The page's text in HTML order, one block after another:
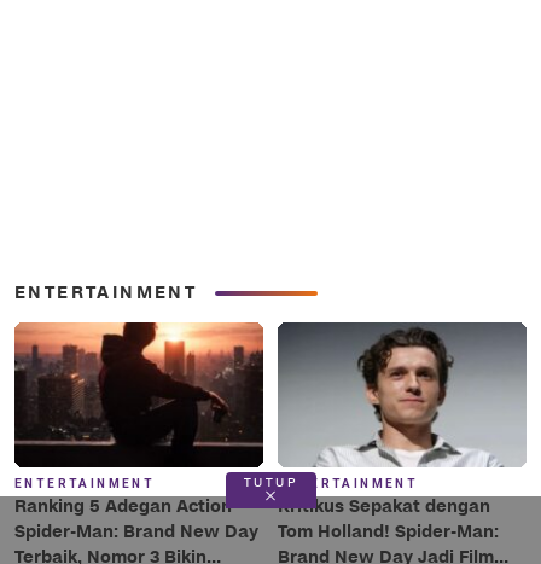
ENTERTAINMENT
ENTERTAINMENT
Ranking 5 Adegan Action
Spider-Man: Brand New Day
Terbaik, Nomor 3 Bikin
ENTERTAINMENT
Kritikus Sepakat dengan
Tom Holland! Spider-Man:
Brand New Day Jadi Film
TUTUP